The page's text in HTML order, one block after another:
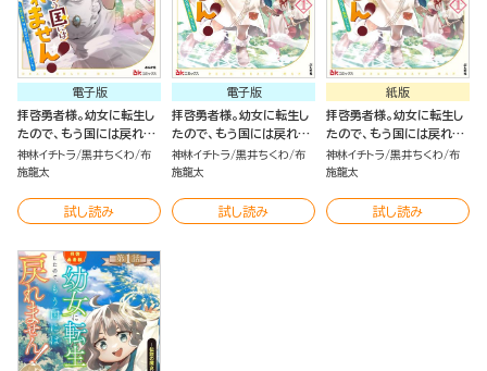
電子版
拝啓勇者様。幼女に転生し
たので、もう国には戻れま
せん！ ～伝説の魔女は二
度目の人生でも最強でした
神林イチトラ 黒井ちくわ 布
施龍太
試し読み
電子版
拝啓勇者様。幼女に転生し
たので、もう国には戻れま
せん！ ～伝説の魔女は二
度目の人生でも最強でした
神林イチトラ 黒井ちくわ 布
施龍太
試し読み
紙版
拝啓勇者様。幼女に転生し
たので、もう国には戻れま
せん！ ～伝説の魔女は二
度目の人生でも最強でした
神林イチトラ 黒井ちくわ 布
施龍太
試し読み